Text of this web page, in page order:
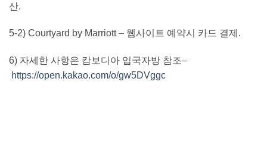
산.
5-2) Courtyard by Marriott– 웹사이트 예약시 카드 결제 .
6) 자세한 사항은 캄보디아 입국자방 참조–
https://open.kakao.com/o/gw5DVggc